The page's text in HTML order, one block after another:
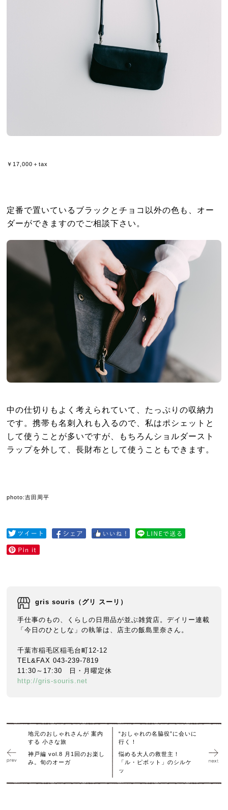
￥17,000＋tax
定番で置いているブラックとチョコ以外の色も、オー
ダーができますのでご相談下さい。
中の仕切りもよく考えられていて、たっぷりの収納力
です。携帯も名刺入れも入るので、私はポシェットと
して使うことが多いですが、もちろんショルダースト
ラップを外して、長財布として使うこともできます。
photo:吉田周平
gris souris（グリ スーリ）
手仕事のもの、くらしの日用品が並ぶ雑貨店。デイリー連載
「今日のひとしな」の執筆は、店主の飯島里奈さん。
千葉市稲毛区稲毛台町12-12
TEL&FAX 043-239-7819
11:30～17:30 日・月曜定休
http://gris-souris.net
地元のおしゃれさんが 案内
する 小さな旅
神戸編 vol.8 月1回のお楽し
み。旬のオーガ
“おしゃれの名脇役”に会いに
行く！
悩める大人の救世主！
「ル・ピボット」のシルケ
ッ